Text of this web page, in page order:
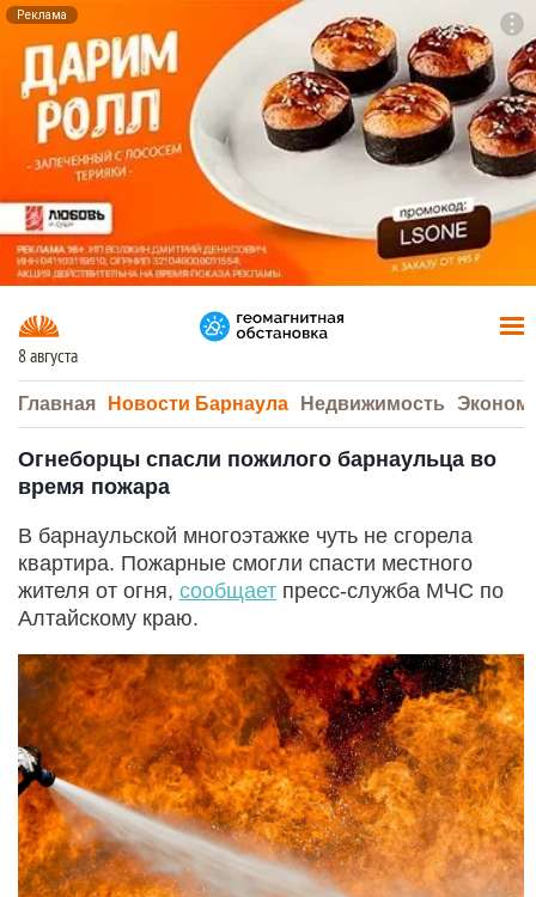
Реклама
8 августа
Главная Новости Барнаула Недвижимость
Огнеборцы спасли пожилого барнаульца во
время пожара
В барнаульской многоэтажке чуть не сгорела
квартира. Пожарные смогли спасти местного
жителя от огня, сообщает пресс-служба МЧС по
Алтайскому краю.